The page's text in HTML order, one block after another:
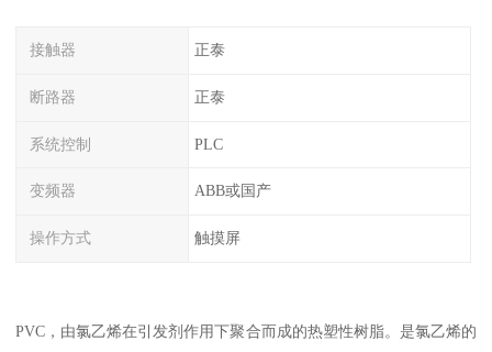
接触器 正泰
断路器 正泰
系统控制 PLC
变频器 ABB或国产
操作方式 触摸屏
PVC，由氯乙烯在引发剂作用下聚合而成的热塑性树脂。是氯乙烯的